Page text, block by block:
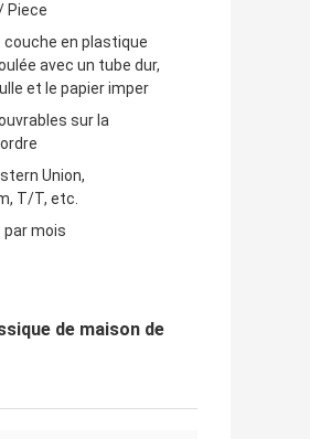
Piece
couche en plastique
avec un tube dur,
et le papier imper
sur la
Union,
T/T, etc.
par mois
de maison de